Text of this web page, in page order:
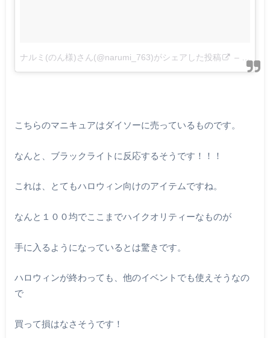
ナルミ(のん様)さん(@narumi_763)がシェアした投稿 –
こちらのマニキュアはダイソーに売っているものです。
なんと、ブラックライトに反応するそうです！！！
これは、とてもハロウィン向けのアイテムですね。
なんと１００均でここまでハイクオリティーなものが
手に入るようになっているとは驚きです。
ハロウィンが終わっても、他のイベントでも使えそうなの
で
買って損はなさそうです！